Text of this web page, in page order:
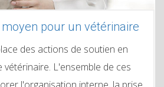
pour un vétérinaire
des actions de soutien en
L'ensemble de ces